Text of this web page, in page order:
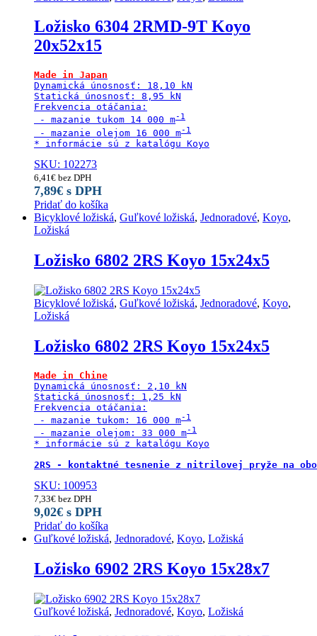
Ložisko 6304 2RMD-9T Koyo
20x52x15
Made in Japan
Dynamická únosnosť: 18,10 kN
Statická únosnosť: 8,95 kN
Frekvencia otáčania:
- mazanie tukom 14 000 m
- mazanie olejom 16 000 m
* informácie sú z katalógu Koyo
SKU: 102273
6,41 € bez DPH
7,89€ s DPH
Pridať do košíka
Bicyklové ložiská, Guľkové ložiská, Jednoradové, Koyo,
Ložiská
Ložisko 6802 2RS Koyo 15x24x5
Bicyklové ložiská, Guľkové ložiská, Jednoradové, Koyo,
Ložiská
Ložisko 6802 2RS Koyo 15x24x5
Made in Chine
Dynamická únosnosť: 2,10 kN
Statická únosnosť: 1,25 kN
Frekvencia otáčania:
- mazanie tukom: 16 000 m
- mazanie olejom: 33 000 m
* informácie sú z katalógu Koyo
2RS - kontaktné tesnenie z nitrilovej pryže na
SKU: 100953
7,33€ bez DPH
9,02€ s DPH
Pridať do košíka
Guľkové ložiská, Jednoradové, Koyo, Ložiská
Ložisko 6902 2RS Koyo 15x28x7
Guľkové ložiská, Jednoradové, Koyo, Ložiská